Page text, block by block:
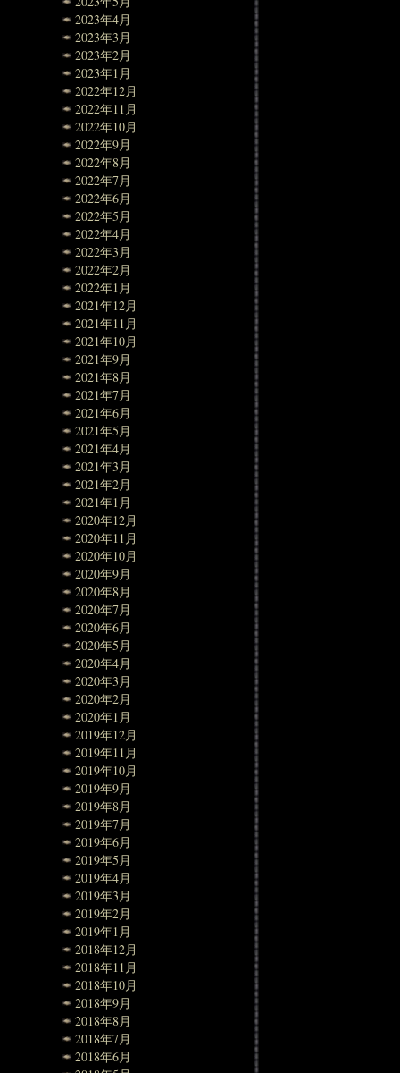
2023年4月
2023年3月
2023年2月
2023年1月
2022年12月
2022年11月
2022年10月
2022年9月
2022年8月
2022年7月
2022年6月
2022年5月
2022年4月
2022年3月
2022年2月
2022年1月
2021年12月
2021年11月
2021年10月
2021年9月
2021年8月
2021年7月
2021年6月
2021年5月
2021年4月
2021年3月
2021年2月
2021年1月
2020年12月
2020年11月
2020年10月
2020年9月
2020年8月
2020年7月
2020年6月
2020年5月
2020年4月
2020年3月
2020年2月
2020年1月
2019年12月
2019年11月
2019年10月
2019年9月
2019年8月
2019年7月
2019年6月
2019年5月
2019年4月
2019年3月
2019年2月
2019年1月
2018年12月
2018年11月
2018年10月
2018年9月
2018年8月
2018年7月
2018年6月